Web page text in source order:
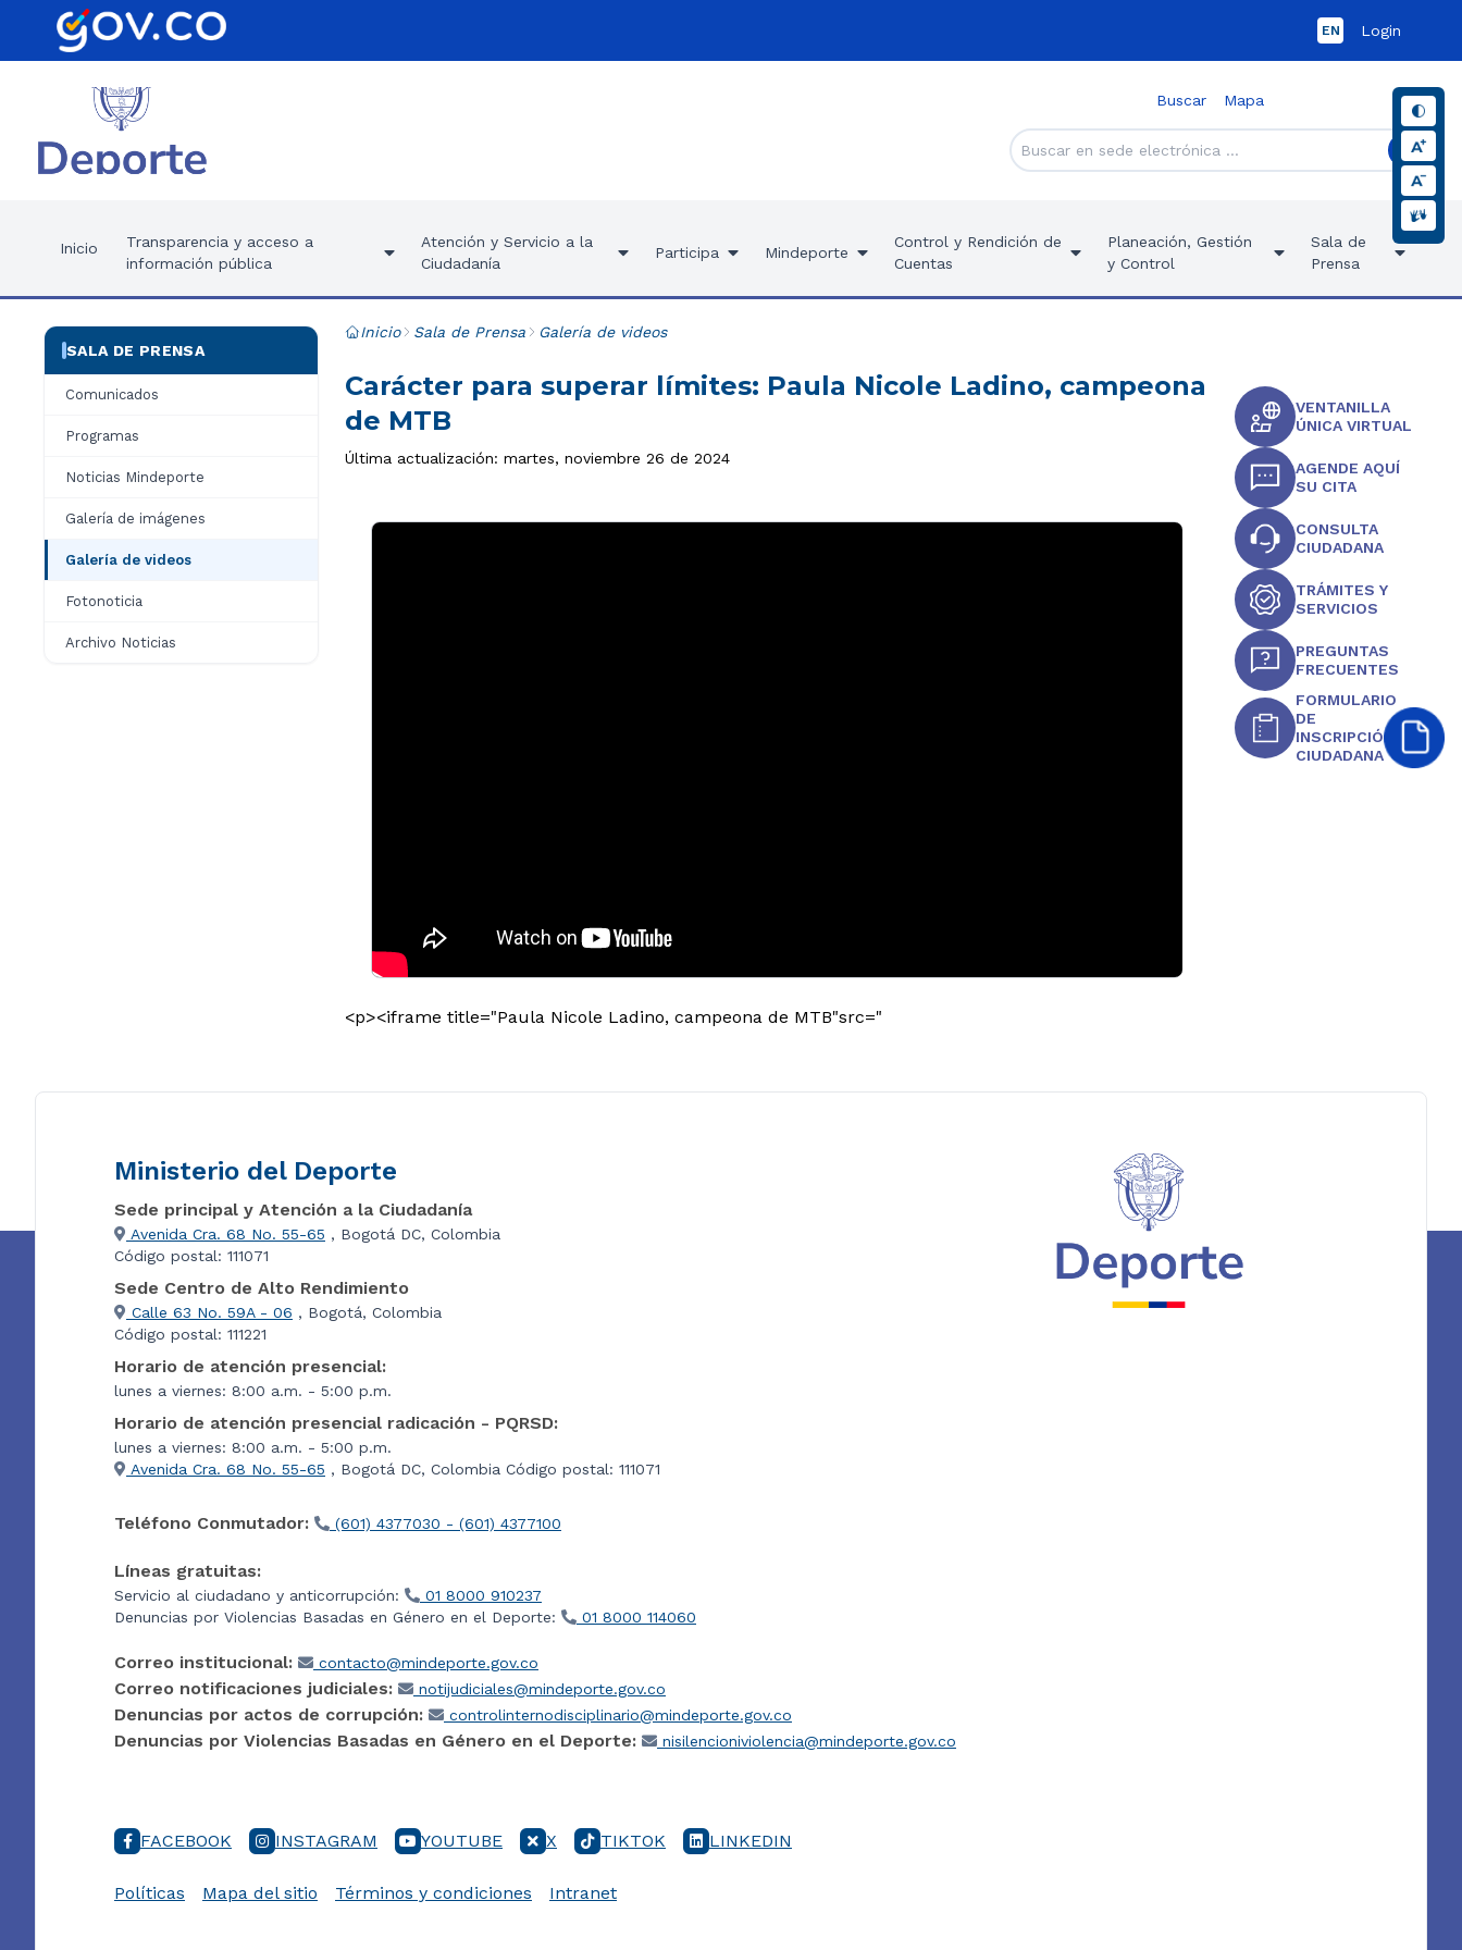
EN Login
Buscar Mapa
Inicio
Transparencia y acceso a
información pública
Atención y Servicio a la
Ciudadanía
Participa Mindeporte
Control y Rendición de
Cuentas
Planeación, Gestión
y Control
Sala de
Prensa
SALA DE PRENSA
Comunicados
Programas
Noticias Mindeporte
Galería de imágenes
Galería de videos
Fotonoticia
Archivo Noticias
Inicio Sala de Prensa Galería de videos
Carácter para superar límites: Paula Nicole Ladino, campeona
de MTB
Última actualización: martes, noviembre 26 de 2024
<p><iframe title="Paula Nicole Ladino, campeona de MTB"src="
VENTANILLA
ÚNICA VIRTUAL
AGENDE AQUÍ
SU CITA
CONSULTA
CIUDADANA
TRÁMITES Y
SERVICIOS
PREGUNTAS
FRECUENTES
FORMULARIO
DE
INSCRIPCIÓN
CIUDADANA
Ministerio del Deporte
Sede principal y Atención a la Ciudadanía
Avenida Cra. 68 No. 55-65 , Bogotá DC, Colombia
Código postal: 111071
Sede Centro de Alto Rendimiento
Calle 63 No. 59A - 06 , Bogotá, Colombia
Código postal: 111221
Horario de atención presencial:
lunes a viernes: 8:00 a.m. - 5:00 p.m.
Horario de atención presencial radicación - PQRSD:
lunes a viernes: 8:00 a.m. - 5:00 p.m.
Avenida Cra. 68 No. 55-65 , Bogotá DC, Colombia Código postal: 111071
Teléfono Conmutador: (601) 4377030 - (601) 4377100
Líneas gratuitas:
Servicio al ciudadano y anticorrupción:
01 8000 910237
Denuncias por Violencias Basadas en Género en el Deporte:
01 8000 114060
Correo institucional: contacto@mindeporte.gov.co
Correo notificaciones judiciales: notijudiciales@mindeporte.gov.co
Denuncias por actos de corrupción: controlinternodisciplinario@mindeporte.gov.co
Denuncias por Violencias Basadas en Género en el Deporte: nisilencioniviolencia@mindeporte.gov.co
FACEBOOK INSTAGRAM YOUTUBE X TIKTOK LINKEDIN
Políticas Mapa del sitio Términos y condiciones Intranet